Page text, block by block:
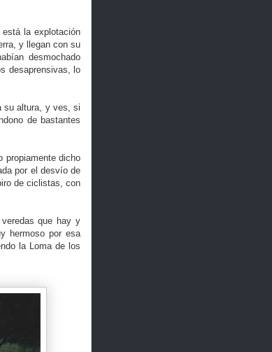
la explotación
y llegan con su
desmochado
desaprensivas, lo
su altura, y ves, si
de bastantes
propiamente dicho
por el desvío de
de ciclistas, con
que hay y
hermoso por esa
la Loma de los